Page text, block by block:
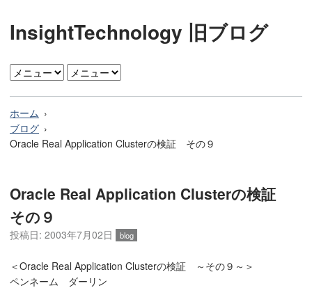
InsightTechnology 旧ブログ
ホーム
ブログ
Oracle Real Application Clusterの検証 その９
Oracle Real Application Clusterの検証
その９
投稿日: 2003年7月02日 blog
＜Oracle Real Application Clusterの検証 ～その９～＞
ペンネーム ダーリン